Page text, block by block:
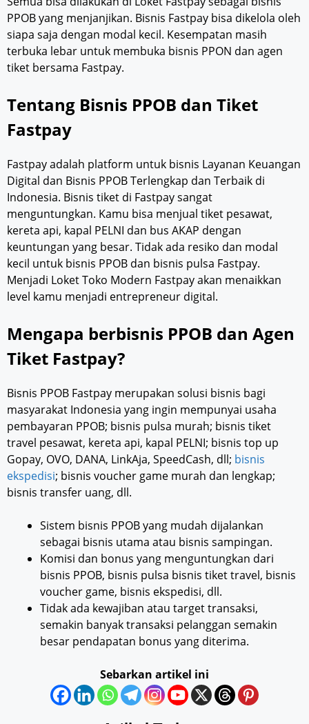
PPOB yang menjanjikan. Bisnis Fastpay bisa dikelola oleh
siapa saja dengan modal kecil. Kesempatan masih
terbuka lebar untuk membuka bisnis PPON dan agen
tiket bersama Fastpay.
Tentang Bisnis PPOB dan Tiket
Fastpay
Fastpay adalah platform untuk bisnis Layanan Keuangan
Digital dan Bisnis PPOB Terlengkap dan Terbaik di
Indonesia. Bisnis tiket di Fastpay sangat
menguntungkan. Kamu bisa menjual tiket pesawat,
kereta api, kapal PELNI dan bus AKAP dengan
keuntungan yang besar. Tidak ada resiko dan modal
kecil untuk bisnis PPOB dan bisnis pulsa Fastpay.
Menjadi Loket Toko Modern Fastpay akan menaikkan
level kamu menjadi entrepreneur digital.
Mengapa berbisnis PPOB dan Agen
Tiket Fastpay?
Bisnis PPOB Fastpay merupakan solusi bisnis bagi
masyarakat Indonesia yang ingin mempunyai usaha
pembayaran PPOB; bisnis pulsa murah; bisnis tiket
travel pesawat, kereta api, kapal PELNI; bisnis top up
Gopay, OVO, DANA, LinkAja, SpeedCash, dll; bisnis
ekspedisi; bisnis voucher game murah dan lengkap;
bisnis transfer uang, dll.
Sistem bisnis PPOB yang mudah dijalankan
sebagai bisnis utama atau bisnis sampingan.
Komisi dan bonus yang menguntungkan dari
bisnis PPOB, bisnis pulsa bisnis tiket travel, bisnis
voucher game, bisnis ekspedisi, dll.
Tidak ada kewajiban atau target transaksi,
semakin banyak transaksi pelanggan semakin
besar pendapatan bonus yang diterima.
Sebarkan artikel ini